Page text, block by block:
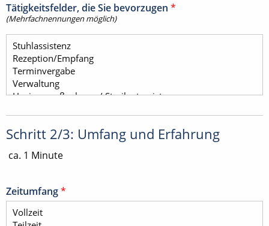
Tätigkeitsfelder, die Sie bevorzugen *
(Mehrfachnennungen möglich)
Schritt 2/3: Umfang und Erfahrung
ca. 1 Minute
Zeitumfang*